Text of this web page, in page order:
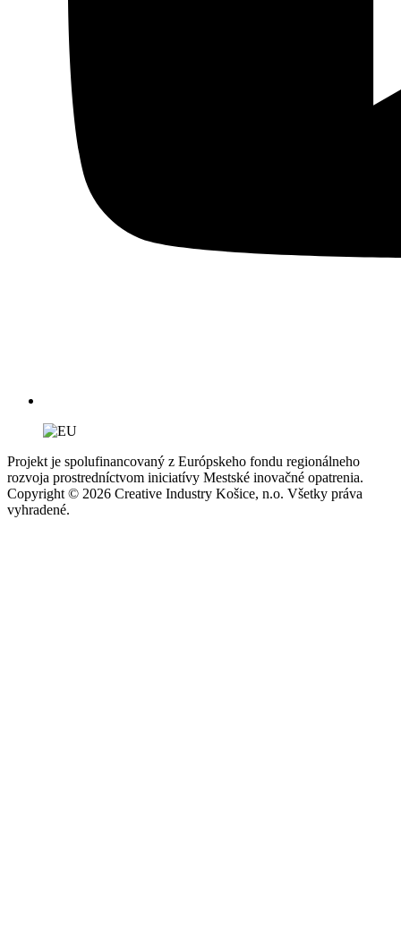
Projekt je spolufinancovaný z Európskeho fondu regionálneho
rozvoja prostredníctvom iniciatívy Mestské inovačné opatrenia.
Copyright © 2026 Creative Industry Košice, n.o. Všetky práva
vyhradené.